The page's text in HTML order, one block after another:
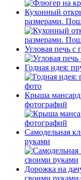
Кухонный
размерами.
Угловая печь
Годная идея:
Крыша
фотографий
Самодельная
руками
Дорожка на